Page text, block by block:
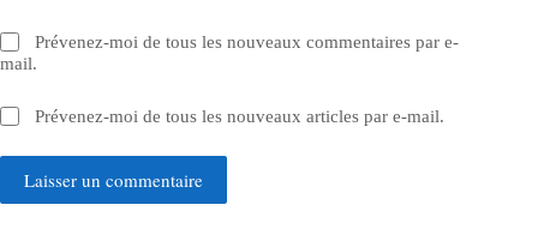
Prévenez-moi de tous les nouveaux commentaires par e-
mail.
Prévenez-moi de tous les nouveaux articles par e-mail.
Laisser un commentaire